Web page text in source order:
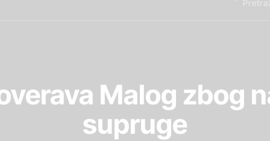
Malog zbog
supruge